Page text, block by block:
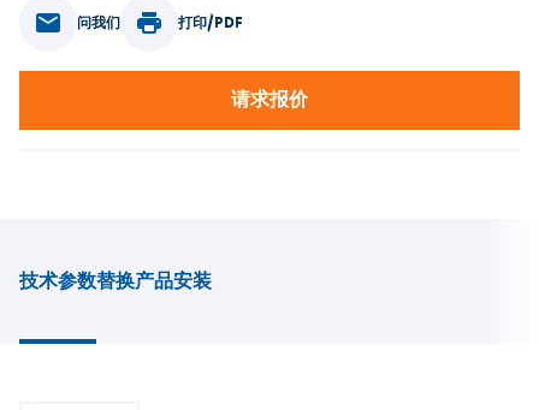
问我们 打印/PDF
请求报价
技术参数替换产品安装